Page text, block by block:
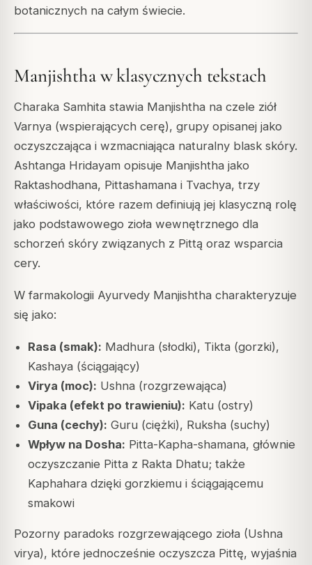
botanicznych na całym świecie.
Manjishtha w klasycznych tekstach
Charaka Samhita stawia Manjishtha na czele ziół
Varnya (wspierających cerę), grupy opisanej jako
oczyszczająca i wzmacniająca naturalny blask skóry.
Ashtanga Hridayam opisuje Manjishtha jako
Raktashodhana, Pittashamana i Tvachya, trzy
właściwości, które razem definiują jej klasyczną rolę
jako podstawowego zioła wewnętrznego dla
schorzeń skóry związanych z Pittą oraz wsparcia
cery.
W farmakologii Ayurvedy Manjishtha charakteryzuje
się jako:
Rasa (smak): Madhura (słodki), Tikta (gorzki),
Kashaya (ściągający)
Virya (moc): Ushna (rozgrzewająca)
Vipaka (efekt po trawieniu): Katu (ostry)
Guna (cechy): Guru (ciężki), Ruksha (suchy)
Wpływ na Dosha: Pitta-Kapha-shamana, głównie
oczyszczanie Pitta z Rakta Dhatu; także
Kaphahara dzięki gorzkiemu i ściągającemu
smakowi
Pozorny paradoks rozgrzewającego zioła (Ushna
virya), które jednocześnie oczyszcza Pittę, wyjaśnia